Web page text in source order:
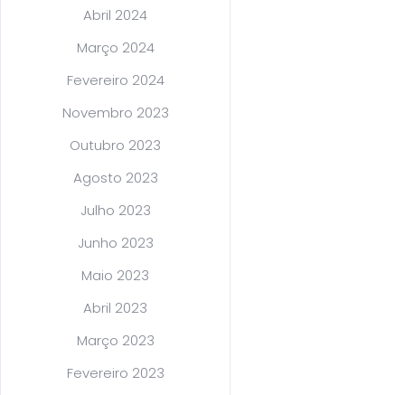
Abril 2024
Março 2024
Fevereiro 2024
Novembro 2023
Outubro 2023
Agosto 2023
Julho 2023
Junho 2023
Maio 2023
Abril 2023
Março 2023
Fevereiro 2023